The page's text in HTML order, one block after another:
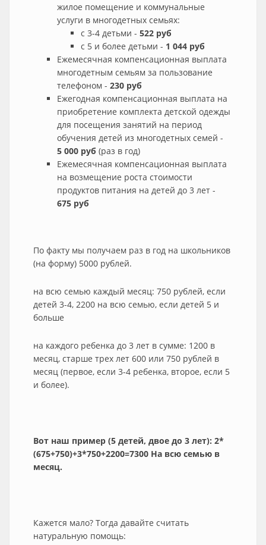
жилое помещение и коммунальные
услуги в многодетных семьях:
с 3-4 детьми - 522 руб
с 5 и более детьми - 1 044 руб
Ежемесячная компенсационная выплата
многодетным семьям за пользование
телефоном - 230 руб
Ежегодная компенсационная выплата на
приобретение комплекта детской одежды
для посещения занятий на период
обучения детей из многодетных семей -
5 000 руб (раз в год)
Ежемесячная компенсационная выплата
на возмещение роста стоимости
продуктов питания на детей до 3 лет -
675 руб
По факту мы получаем раз в год на школьников
(на форму) 5000 рублей.
на всю семью каждый месяц: 750 рублей, если
детей 3-4, 2200 на всю семью, если детей 5 и
больше
на каждого ребенка до 3 лет в сумме: 1200 в
месяц, старше трех лет 600 или 750 рублей в
месяц (первое, если 3-4 ребенка, второе, если 5
и более).
Вот наш пример (5 детей, двое до 3 лет): 2*
(675+750)+3*750+2200=7300 На всю семью в
месяц.
Кажется мало? Тогда давайте считать
натуральную помощь: